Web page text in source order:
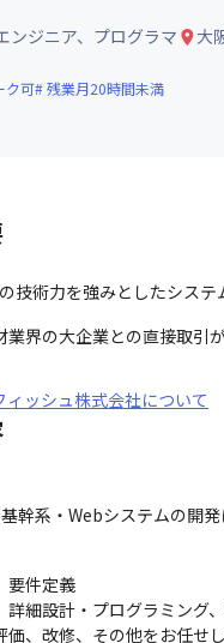
ンジニア、プログラマ 大
ク可 残業月20時間未満
技術力を強みとしたシステ
界の大企業との直接取引
ィッシュ株式会社について
幹系・Webシステムの開発
要件定義
詳細設計・プログラミング
価、改修、その他をお任せ